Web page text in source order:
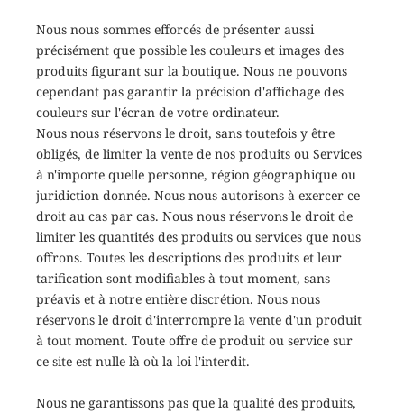
Nous nous sommes efforcés de présenter aussi
précisément que possible les couleurs et images des
produits figurant sur la boutique. Nous ne pouvons
cependant pas garantir la précision d'affichage des
couleurs sur l'écran de votre ordinateur.
Nous nous réservons le droit, sans toutefois y être
obligés, de limiter la vente de nos produits ou Services
à n'importe quelle personne, région géographique ou
juridiction donnée. Nous nous autorisons à exercer ce
droit au cas par cas. Nous nous réservons le droit de
limiter les quantités des produits ou services que nous
offrons. Toutes les descriptions des produits et leur
tarification sont modifiables à tout moment, sans
préavis et à notre entière discrétion. Nous nous
réservons le droit d'interrompre la vente d'un produit
à tout moment. Toute offre de produit ou service sur
ce site est nulle là où la loi l'interdit.
Nous ne garantissons pas que la qualité des produits,